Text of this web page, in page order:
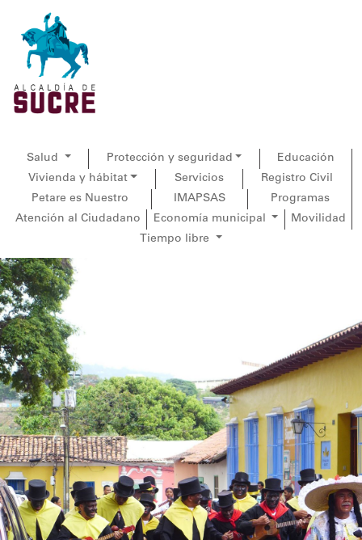
Salud Protección y seguridad
Educación
Vivienda y hábitat
Servicios
Registro Civil
Petare es Nuestro
IMAPSAS
Programas
Atención al Ciudadano
Economía municipal
Movilidad
Tiempo libre